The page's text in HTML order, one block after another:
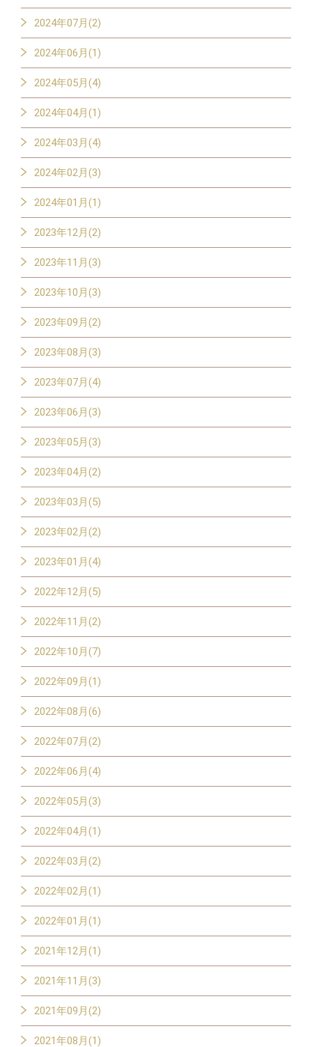
2024年07月(2)
2024年06月(1)
2024年05月(4)
2024年04月(1)
2024年03月(4)
2024年02月(3)
2024年01月(1)
2023年12月(2)
2023年11月(3)
2023年10月(3)
2023年09月(2)
2023年08月(3)
2023年07月(4)
2023年06月(3)
2023年05月(3)
2023年04月(2)
2023年03月(5)
2023年02月(2)
2023年01月(4)
2022年12月(5)
2022年11月(2)
2022年10月(7)
2022年09月(1)
2022年08月(6)
2022年07月(2)
2022年06月(4)
2022年05月(3)
2022年04月(1)
2022年03月(2)
2022年02月(1)
2022年01月(1)
2021年12月(1)
2021年11月(3)
2021年09月(2)
2021年08月(1)